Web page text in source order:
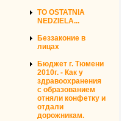
TO OSTATNIA
NEDZIELA...
Беззаконие в
лицах
Бюджет г. Тюмени
2010г. - Как у
здравоохранения
с образованием
отняли конфетку и
отдали
дорожникам.